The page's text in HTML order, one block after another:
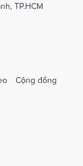
TP.HCM
Cộng đồng